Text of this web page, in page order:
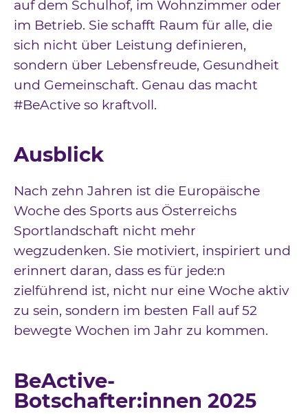
auf dem Schulhof, im Wohnzimmer oder
im Betrieb. Sie schafft Raum für alle, die
sich nicht über Leistung definieren,
sondern über Lebensfreude, Gesundheit
und Gemeinschaft. Genau das macht
#BeActive so kraftvoll.
Ausblick
Nach zehn Jahren ist die Europäische
Woche des Sports aus Österreichs
Sportlandschaft nicht mehr
wegzudenken. Sie motiviert, inspiriert und
erinnert daran, dass es für jede:n
zielführend ist, nicht nur eine Woche aktiv
zu sein, sondern im besten Fall auf 52
bewegte Wochen im Jahr zu kommen.
BeActive-
Botschafter:innen 2025